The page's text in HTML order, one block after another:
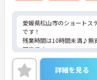
愛媛県松山市のショートス
です！
残業時間は10時間未満♪無
可能です。
寸志もあり頑張りが評価さ
ご興味ある方には、面接対
お話しいたしますのでお気
詳細を見る